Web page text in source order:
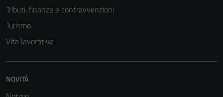
Tributi, finanze e contravvenzioni
Turismo
Vita lavorativa
NOVITÀ
essere